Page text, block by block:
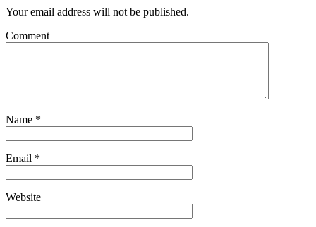
Your email address will not be published.
Comment
Name *
Email *
Website